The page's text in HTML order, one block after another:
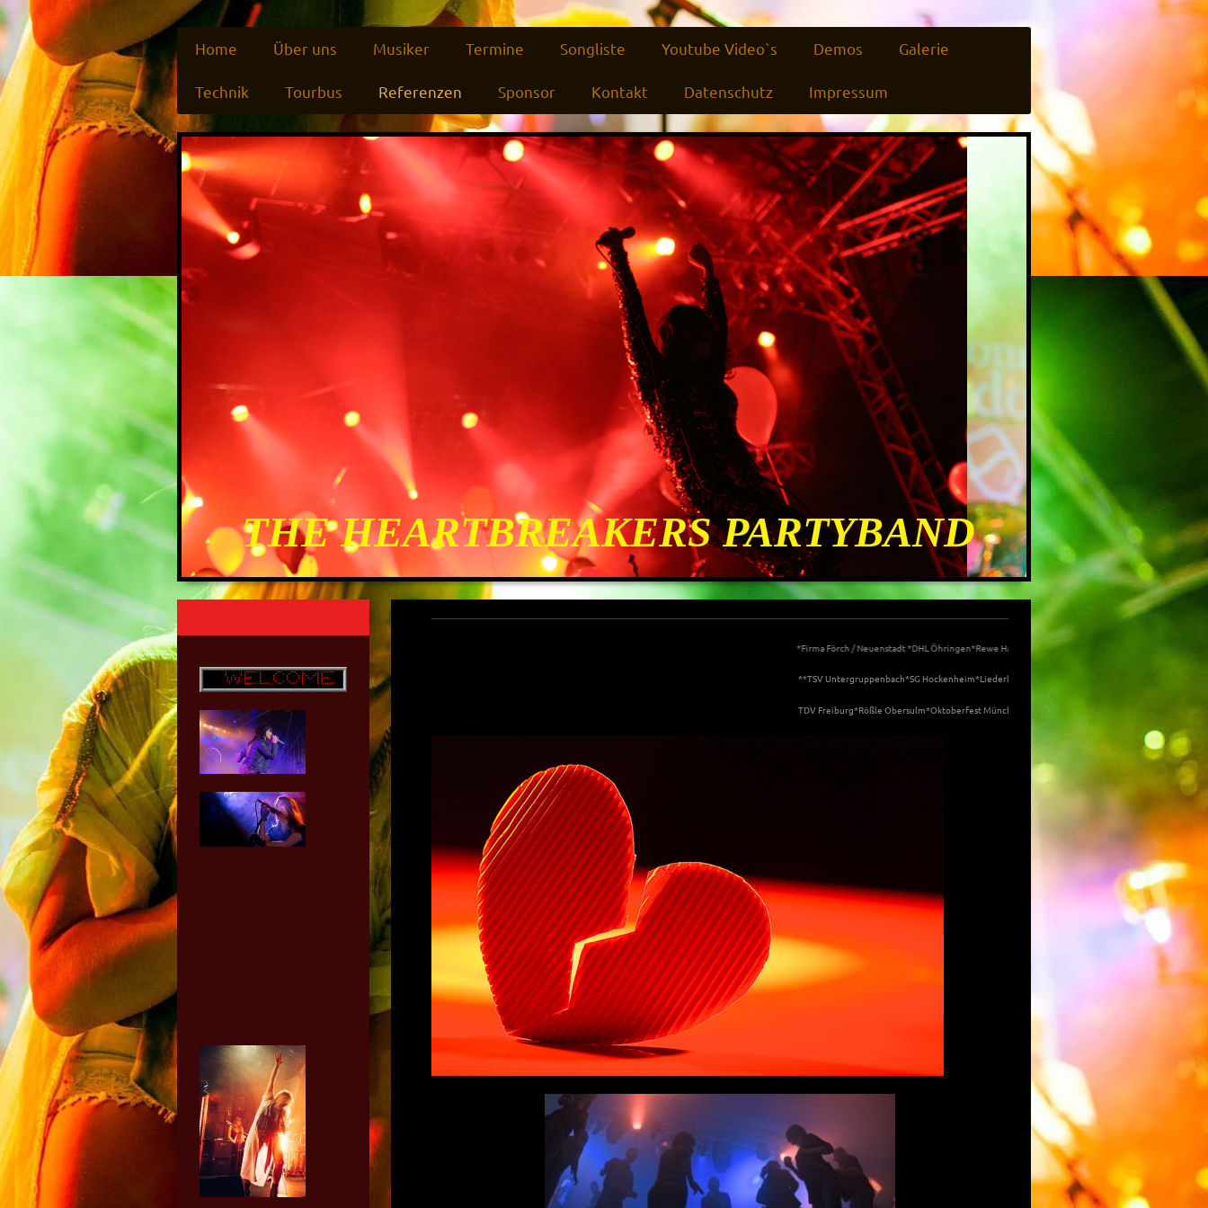
Home Über uns Musiker Termine Songliste Youtube Video`s Demos Galerie
Technik Tourbus Referenzen Sponsor Kontakt Datenschutz Impressum
THE HEARTBREAKERS PARTYBAND
*Firma Förch / Neuenstadt *DHL Öhringen*Rewe Handelsgruppe Wiesloch*Firma Scheuerle /
**TSV Untergruppenbach*SG Hockenheim*Liederkranz Murrhardt*Pa Shop Auchter Backnang *Butzelhexen
TDV Freiburg*Rößle Obersulm*Oktoberfest München *Maschinenbau Ekkelt Heilbronn*In Drink Bad